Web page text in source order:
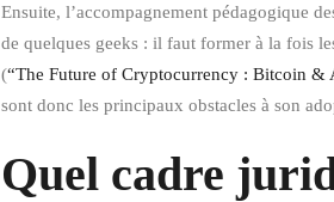
Ensuite, l’accompagnement pédagogique
de quelques geeks : il faut former à la fois
(“The Future of Cryptocurrency : Bitcoin
sont donc les principaux obstacles à son
Quel cadre